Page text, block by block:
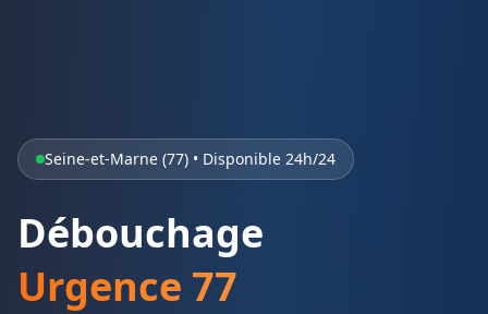
Seine-et-Marne (77) • Disponible 24h/24
Débouchage
Urgence 77